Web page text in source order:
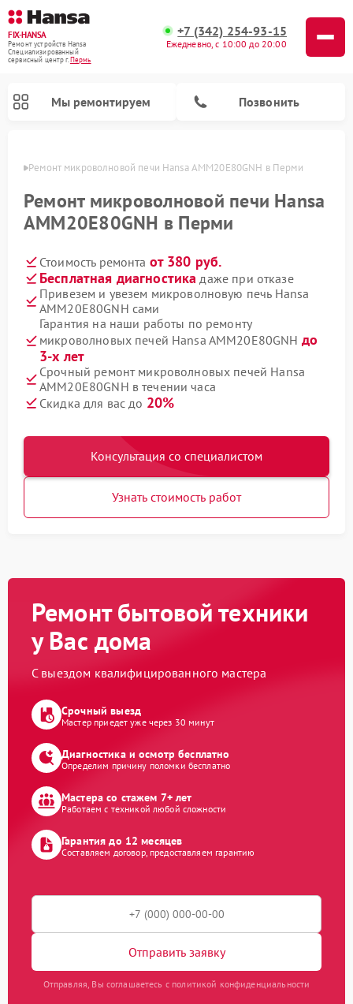
FIX-HANSA
Ремонт устройств Hansa
Специализированный
cервисный центр г.Пермь
+7 (342) 254-93-15
Ежедневно, с 10:00 до 20:00
Мы ремонтируем Позвонить
Ремонт микроволновой печи Hansa AMM20E80GNH в Перми
Ремонт микроволновой печи Hansa
AMM20E80GNH в Перми
Стоимость ремонта от 380 руб.
Бесплатная диагностика даже при отказе
Привезем и увезем микроволновую печь Hansa
AMM20E80GNH сами
Гарантия на наши работы по ремонту
микроволновых печей Hansa AMM20E80GNH до
3-х лет
Срочный ремонт микроволновых печей Hansa
AMM20E80GNH в течении часа
Скидка для вас до 20%
Консультация со специалистом
Узнать стоимость работ
Ремонт бытовой техники
у Вас дома
С выездом квалифицированного мастера
Срочный выезд
Мастер приедет уже через 30 минут
Диагностика и осмотр бесплатно
Определим причину поломки бесплатно
Мастера со стажем 7+ лет
Работаем с техникой любой сложности
Гарантия до 12 месяцев
Составляем договор, предоставляем гарантию
Отправить заявку
Отправляя, Вы соглашаетесь с политикой конфиденциальности